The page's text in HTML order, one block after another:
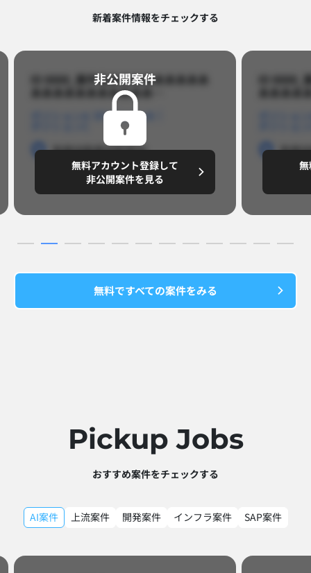
新着案件情報をチェックする​
ID 8888_案件名あああああああああ
あああああああああああ…​
ポジションB
勤務地勤務地勤務地
～8,888,8888円/月
非公開案件​
無料アカウント登録して
非公開案件を見る
ID
勤務地
無料ですべての案件をみる
Pickup Jobs​
おすすめ案件をチェックする
AI案件 上流案件 開発案件 インフラ案件 SAP案件